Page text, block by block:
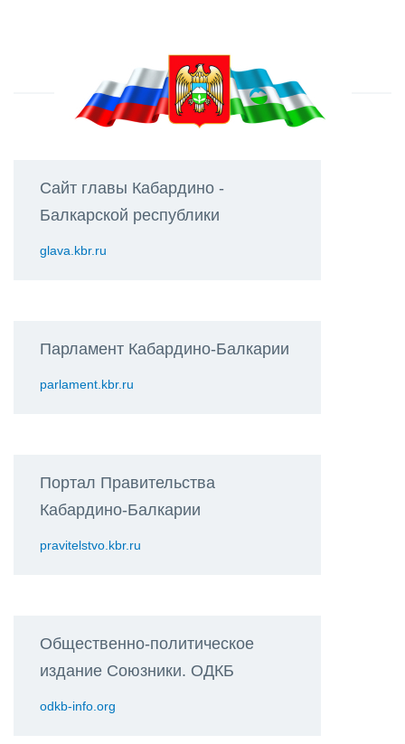
Сайт главы Кабардино -
Балкарской республики
glava.kbr.ru
Парламент Кабардино-Балкарии
parlament.kbr.ru
Портал Правительства
Кабардино-Балкарии
pravitelstvo.kbr.ru
Общественно-политическое
издание Союзники. ОДКБ
odkb-info.org